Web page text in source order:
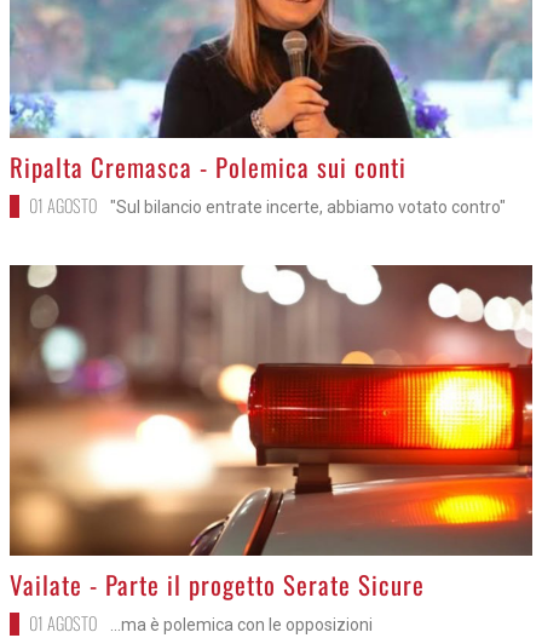
>
Ripalta Cremasca - Polemica sui conti
01 AGOSTO "Sul bilancio entrate incerte, abbiamo votato contro"
>
Vailate - Parte il progetto Serate Sicure
01 AGOSTO ...ma è polemica con le opposizioni